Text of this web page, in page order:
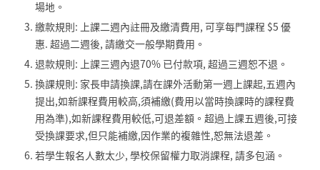
場地。
繳款規則: 上課二週內註冊及繳清費用, 可享每門課程 $5 優
惠. 超過二週後, 請繳交一般學期費用。
退款規則: 上課三週內退70% 已付款項, 超過三週恕不退。
換課規則: 家長申請換課,請在課外活動第一週上課起,五週內
提出,如新課程費用較高,須補繳(費用以當時換課時的課程費
用為準),如新課程費用較低,可退差額。超過上課五週後,可接
受換課要求,但只能補繳,因作業的複雜性,恕無法退差。
若學生報名人數太少, 學校保留權力取消課程, 請多包涵。